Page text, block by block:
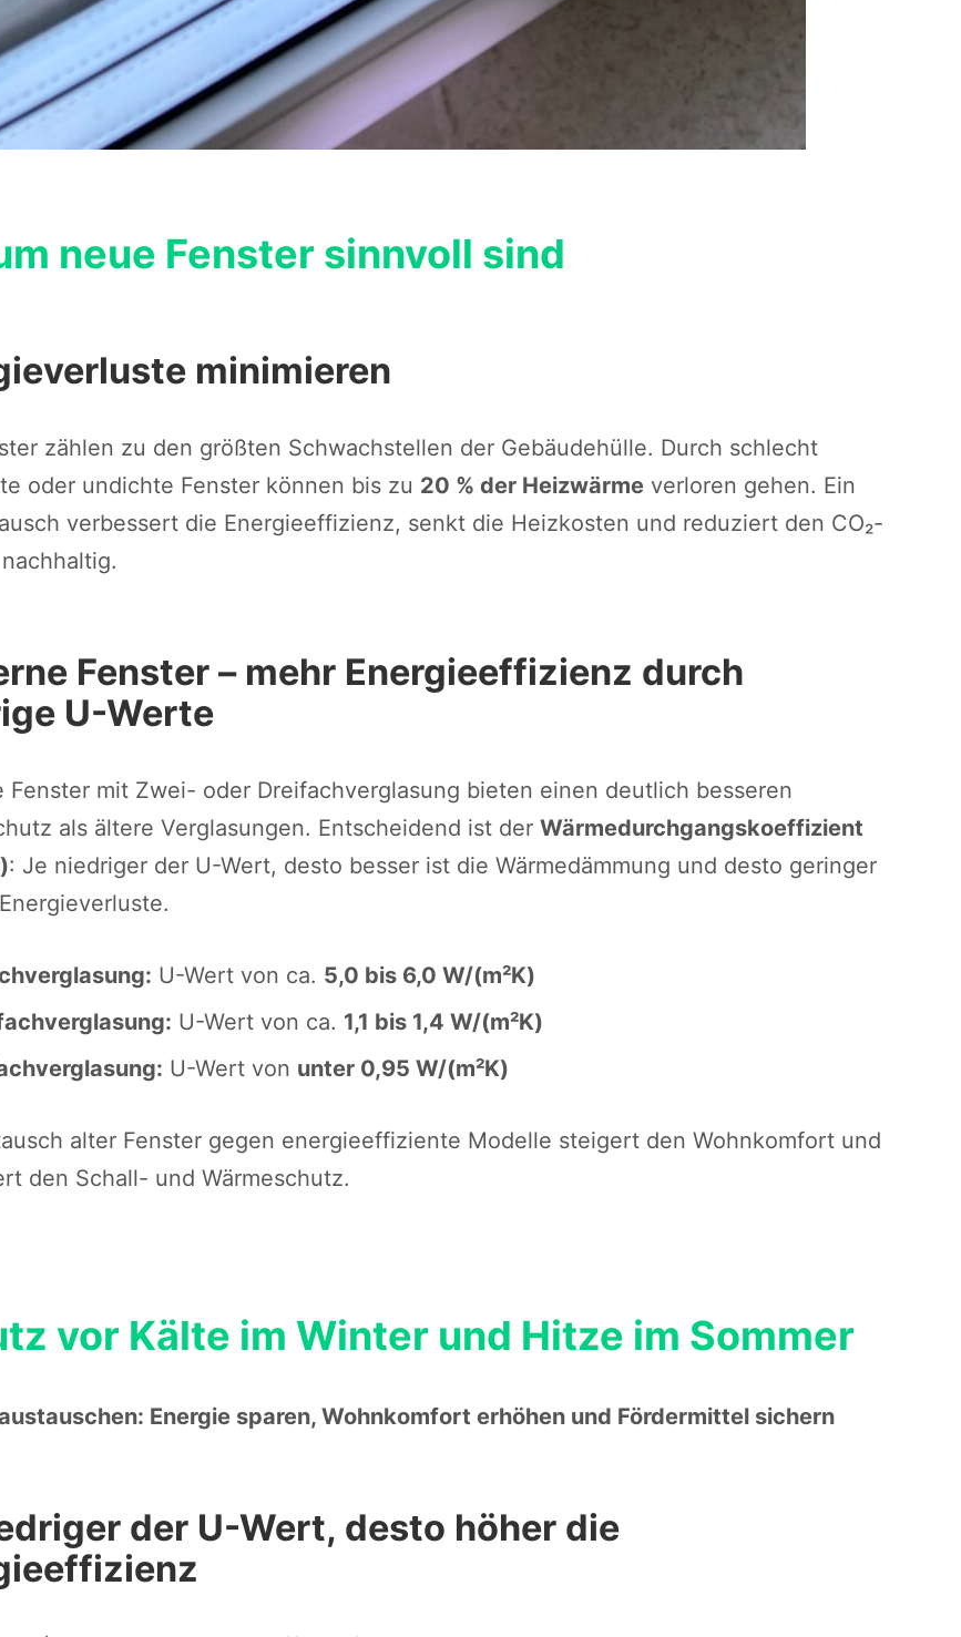
neue Fenster sinnvoll sind
minimieren
zählen zu den größten Schwachstellen der Gebäudehülle. Durch schlecht
oder undichte Fenster können bis zu 20 % der Heizwärme verloren gehen. Ein
verbessert die Energieeffizienz, senkt die Heizkosten und reduziert den CO₂-
Fenster – mehr Energieeffizienz durch
U-Werte
Fenster mit Zwei- oder Dreifachverglasung bieten einen deutlich besseren
als ältere Verglasungen. Entscheidend ist der Wärmedurchgangskoeffizient
: Je niedriger der U-Wert, desto besser ist die Wärmedämmung und desto geringer
U-Wert von ca. 5,0 bis 6,0 W/(m²K)
U-Wert von ca. 1,1 bis 1,4 W/(m²K)
U-Wert von unter 0,95 W/(m²K)
alter Fenster gegen energieeffiziente Modelle steigert den Wohnkomfort und
den Schall- und Wärmeschutz.
vor Kälte im Winter und Hitze im Sommer
Energie sparen, Wohnkomfort erhöhen und Fördermittel sichern
der U-Wert, desto höher die